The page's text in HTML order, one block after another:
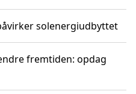
solenergiudbyttet
fremtiden: opdag